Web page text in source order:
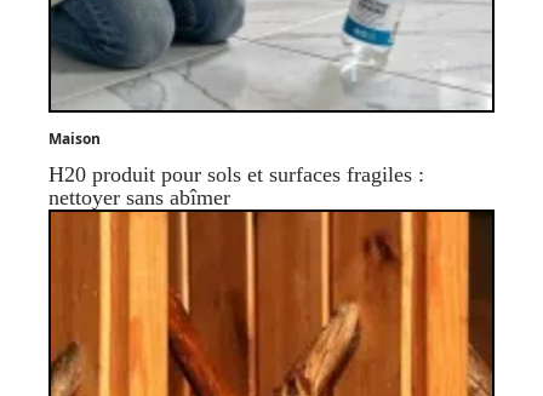
Maison
H20 produit pour sols et surfaces fragiles :
nettoyer sans abîmer